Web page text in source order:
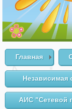
Главная
Независимая
АИС "Сетевой